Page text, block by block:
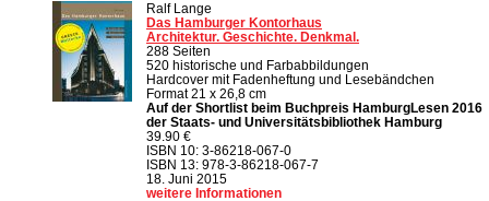
Ralf Lange
Das Hamburger Kontorhaus
Architektur. Geschichte. Denkmal.
288 Seiten
520 historische und Farbabbildungen
Hardcover mit Fadenheftung und Lesebändchen
Format 21 x 26,8 cm
Auf der Shortlist beim Buchpreis HamburgLesen 2016
der Staats- und Universitätsbibliothek Hamburg
39.90 €
ISBN 10: 3-86218-067-0
ISBN 13: 978-3-86218-067-7
18. Juni 2015
weitere Informationen